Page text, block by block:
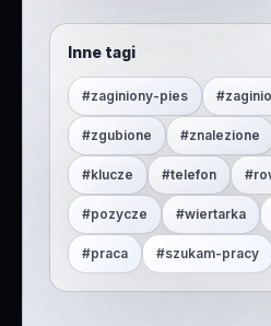
Inne tagi
#zaginiony-pies #
#zgubione #znalezione
#klucze #telefon #
#pozycze #wiertarka
#praca #szukam-pracy